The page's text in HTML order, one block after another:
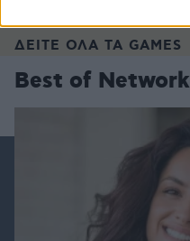
ΔΕΙΤΕ ΟΛΑ ΤΑ GAMES
Best of Network